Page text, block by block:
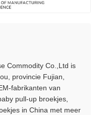
Commodity Co.,Ltd is
provincie Fujian,
fabrikanten van
pull-up broekjes,
in China met meer